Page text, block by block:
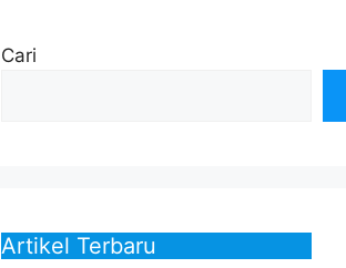
Cari
Artikel Terbaru